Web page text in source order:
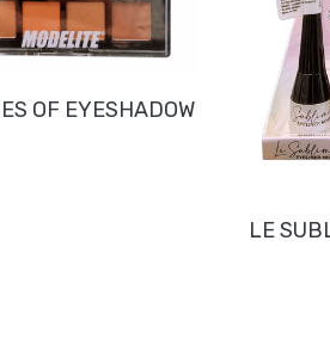
OF EYESHADOW
LE